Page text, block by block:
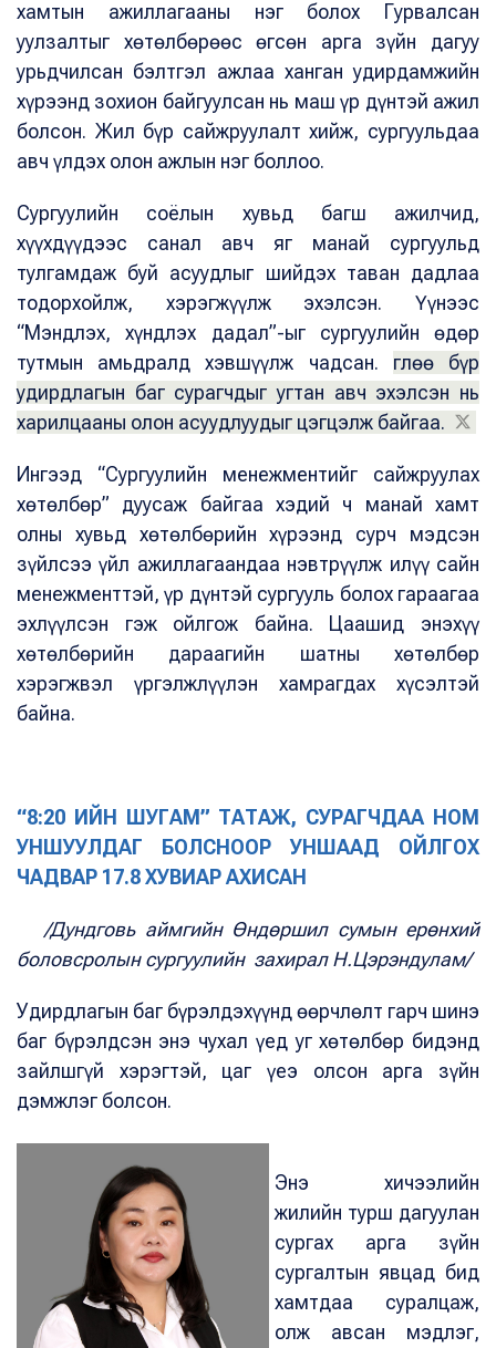
хамтын ажиллагааны нэг болох Гурвалсан
уулзалтыг хөтөлбөрөөс өгсөн арга зүйн дагуу
урьдчилсан бэлтгэл ажлаа ханган удирдамжийн
хүрээнд зохион байгуулсан нь маш үр дүнтэй ажил
болсон. Жил бүр сайжруулалт хийж, сургуульдаа
авч үлдэх олон ажлын нэг боллоо.
Сургуулийн соёлын хувьд багш ажилчид,
хүүхдүүдээс санал авч яг манай сургуульд
тулгамдаж буй асуудлыг шийдэх таван дадлаа
тодорхойлж, хэрэгжүүлж эхэлсэн. Үүнээс
“Мэндлэх, хүндлэх дадал”-ыг сургуулийн өдөр
тутмын амьдралд хэвшүүлж чадсан. Ө глөө бүр
удирдлагын баг сурагчдыг угтан авч эхэлсэн нь
харилцааны олон асуудлуудыг цэгцэлж байгаа.
Ингээд “Сургуулийн менежментийг сайжруулах
хөтөлбөр” дуусаж байгаа хэдий ч манай хамт
олны хувьд хөтөлбөрийн хүрээнд сурч мэдсэн
зүйлсээ үйл ажиллагаандаа нэвтрүүлж илүү сайн
менежменттэй, үр дүнтэй сургууль болох гараагаа
эхлүүлсэн гэж ойлгож байна. Цаашид энэхүү
хөтөлбөрийн дараагийн шатны хөтөлбөр
хэрэгжвэл үргэлжлүүлэн хамрагдах хүсэлтэй
байна.
“8:20 ИЙН ШУГАМ” ТАТАЖ, СУРАГЧДАА НОМ
УНШУУЛДАГ БОЛСНООР УНШААД ОЙЛГОХ
ЧАДВАР 17.8 ХУВИАР АХИСАН
/Дундговь аймгийн Өндөршил сумын ерөнхий
боловсролын сургуулийн захирал Н.Цэрэндулам/
Удирдлагын баг бүрэлдэхүүнд өөрчлөлт гарч шинэ
баг бүрэлдсэн энэ чухал үед уг хөтөлбөр бидэнд
зайлшгүй хэрэгтэй, цаг үеэ олсон арга зүйн
дэмжлэг болсон.
Энэ хичээлийн
жилийн турш дагуулан
сургах арга зүйн
сургалтын явцад бид
хамтдаа суралцаж,
олж авсан мэдлэг,